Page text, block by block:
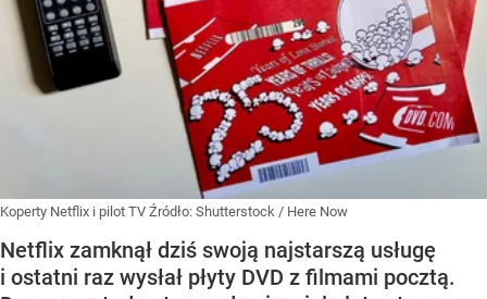
Koperty Netflix i pilot TV Źródło: Shutterstock / Here Now
Netflix zamknął dziś swoją najstarszą usługę
i ostatni raz wysłał płyty DVD z filmami pocztą.